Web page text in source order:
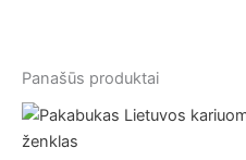
Panašūs produktai